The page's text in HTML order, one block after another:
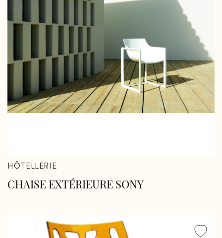
HÔTELLERIE
CHAISE EXTÉRIEURE SONY